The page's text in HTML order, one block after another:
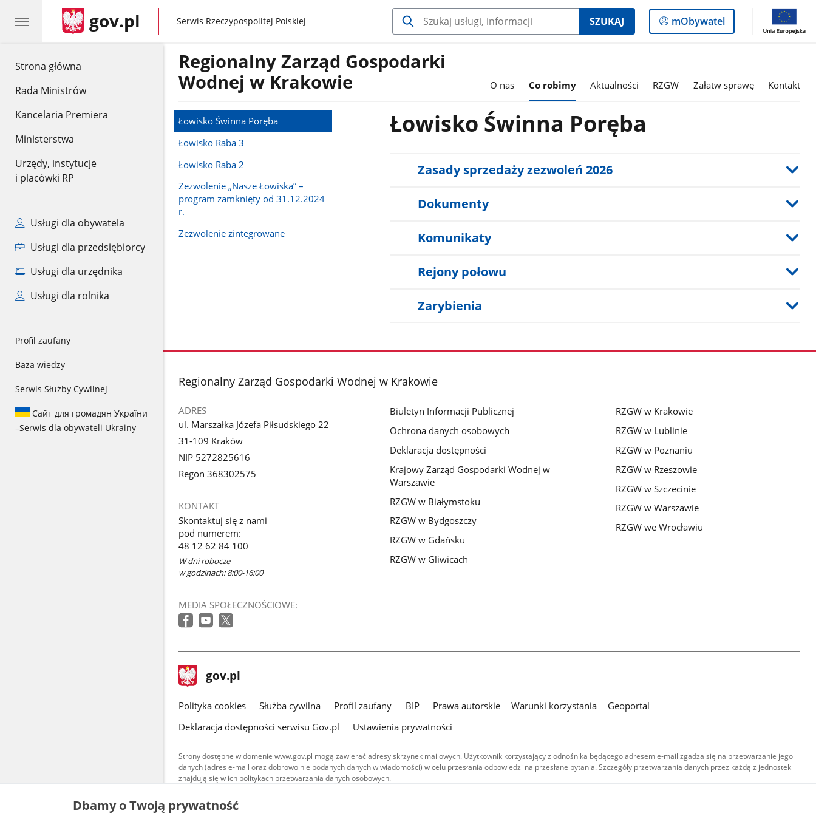
Strona główna
Rada Ministrów
Kancelaria Premiera
Ministerstwa
Urzędy, instytucje
i placówki RP
Usługi dla obywatela
Usługi dla przedsiębiorcy
Usługi dla urzędnika
Usługi dla rolnika
Profil zaufany
Baza wiedzy
Serwis Służby Cywilnej
Сайт для громадян України
–Serwis dla obywateli Ukrainy
gov.pl gov.pl
Serwis Rzeczypospolitej Polskiej SZUKAJ
Logowanie
do
mObywatel
Regionalny Zarząd Gospodarki
Wodnej w Krakowie
O nas Co robimy Aktualności RZGW Załatw sprawę Kontakt
Łowisko Świnna Poręba
Łowisko Raba 3
Łowisko Raba 2
Zezwolenie „Nasze Łowiska” –
program zamknięty od 31.12.2024
r.
Zezwolenie zintegrowane
Łowisko Świnna Poręba
Zasady sprzedaży zezwoleń 2026
Dokumenty
Komunikaty
Rejony połowu
Zarybienia
stopka
Regionalny Zarząd Gospodarki Wodnej w Krakowie
ADRES
ul. Marszałka Józefa Piłsudskiego 22
31-109 Kraków
NIP 5272825616
Regon 368302575
KONTAKT
Skontaktuj się z nami
pod numerem:
48 12 62 84 100
W dni robocze
w godzinach: 8:00-16:00
MEDIA SPOŁECZNOŚCIOWE:
Biuletyn Informacji Publicznej
Ochrona danych osobowych
Deklaracja dostępności
Krajowy Zarząd Gospodarki Wodnej w
Warszawie
RZGW w Białymstoku
RZGW w Bydgoszczy
RZGW w Gdańsku
RZGW w Gliwicach
RZGW w Krakowie
RZGW w Lublinie
RZGW w Poznaniu
RZGW w Rzeszowie
RZGW w Szczecinie
RZGW w Warszawie
RZGW we Wrocławiu
stopka
gov.pl Strona
gov.pl
gov.pl
Polityka cookies Służba cywilna Profil zaufany BIP Prawa autorskie Warunki korzystania
Geoportal
Deklaracja dostępności serwisu Gov.pl
Ustawienia prywatności
Strony dostępne w domenie www.gov.pl mogą zawierać adresy skrzynek mailowych. Użytkownik korzystający z odnośnika będącego adresem e-mail zgadza się na przetwarzanie jego
danych (adres e-mail oraz dobrowolnie podanych danych w wiadomości) w celu przesłania odpowiedzi na przesłane pytania. Szczegóły przetwarzania danych przez każdą z jednostek
znajdują się w ich politykach przetwarzania danych osobowych.
Treści tekstowe publikowane w serwisie (z wyłączeniem treści audiowizualnych), są
udostępniane na licencji typu Creative Commons: uznanie autorstwa - na tych samych
Dbamy o Twoją prywatność